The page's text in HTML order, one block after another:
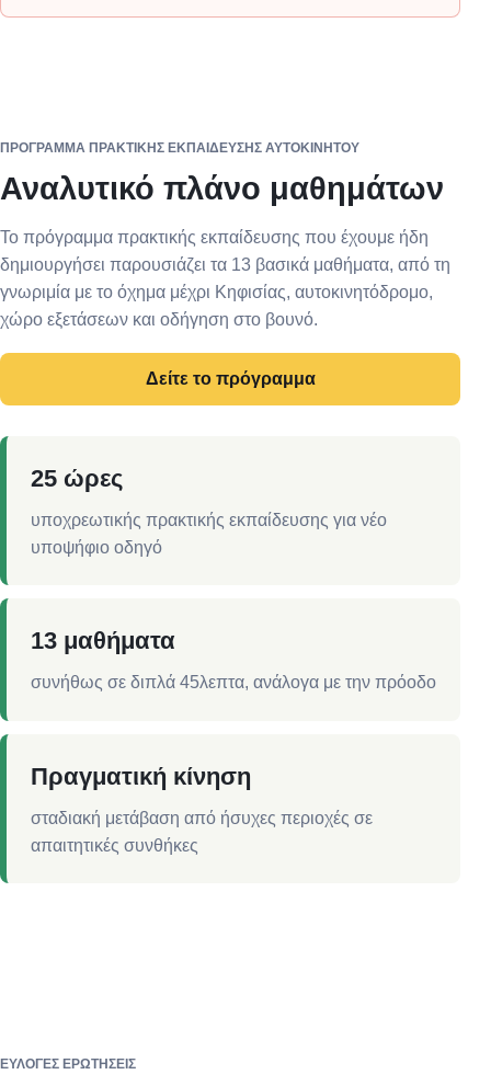
ΠΡΌΓΡΑΜΜΑ ΠΡΑΚΤΙΚΉΣ ΕΚΠΑΊΔΕΥΣΗΣ ΑΥΤΟΚΙΝΉΤΟΥ
Αναλυτικό πλάνο μαθημάτων
Το πρόγραμμα πρακτικής εκπαίδευσης που έχουμε ήδη
δημιουργήσει παρουσιάζει τα 13 βασικά μαθήματα, από τη
γνωριμία με το όχημα μέχρι Κηφισίας, αυτοκινητόδρομο,
χώρο εξετάσεων και οδήγηση στο βουνό.
Δείτε το πρόγραμμα
25 ώρες
υποχρεωτικής πρακτικής εκπαίδευσης για νέο
υποψήφιο οδηγό
13 μαθήματα
συνήθως σε διπλά 45λεπτα, ανάλογα με την πρόοδο
Πραγματική κίνηση
σταδιακή μετάβαση από ήσυχες περιοχές σε
απαιτητικές συνθήκες
ΕΎΛΟΓΕΣ ΕΡΩΤΉΣΕΙΣ